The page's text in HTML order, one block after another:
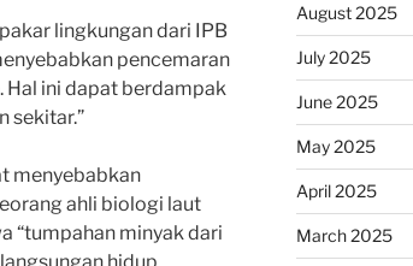
lingkungan dari IPB
pencemaran
Hal ini dapat berdampak
sekitar.”
menyebabkan
ahli biologi laut
“tumpahan minyak dari
August 2025
July 2025
June 2025
May 2025
April 2025
March 2025